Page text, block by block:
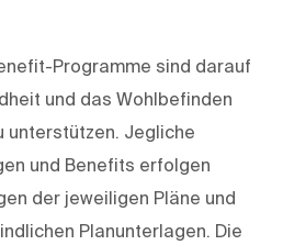
Programme sind darauf
und das Wohlbefinden
unterstützen. Jegliche
und Benefits erfolgen
der jeweiligen Pläne und
Planunterlagen. Die